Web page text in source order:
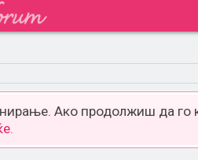
Ако продолжиш да го